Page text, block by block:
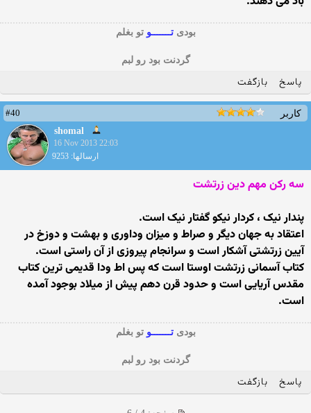
بودیتـــــــوتو بغلم
گردنت بود رو لبم
پاسخ بازگفت
کاربر
#40
shomal
16 Nov 2013 22:03
ارسالها: 9253
سه رکن مهم دین زرتشت
پندار نیک ، کردار نیکو گفتار نیک است.
اعتقاد به جهان دیگر و صراط و میزان وداوری و بهشت و دوزخ در
آیین زرتشتی آشکار است و سرانجام پیروزی از آن راستی است.
کتاب آسمانی زرتشت اوستا است که پس اط ودا قدیمی ترین کتاب
مقدس آریایی است و حدود قرن دهم پیش از میلاد بوجود آمده
است.
بودیتـــــــوتو بغلم
گردنت بود رو لبم
پاسخ بازگفت